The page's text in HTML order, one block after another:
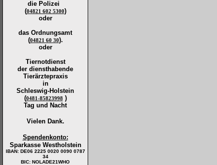
die Polizei
(04821 602 5300)
oder
das Ordnungsamt
(04821 60 30).
oder
Tiernotdienst
der diensthabende
Tierärztepraxis
in
Schleswig-Holstein
(0481-85823998 )
Tag und Nacht
Vielen Dank.
Spendenkonto:
Sparkasse Westholstein
IBAN: DE06 2225 0020 0090 0787
34
BIC: NOLADE21WHO